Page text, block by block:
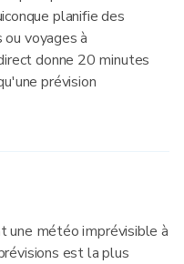
planifie des
voyages à
donne 20 minutes
prévision
une météo imprévisible à
est la plus